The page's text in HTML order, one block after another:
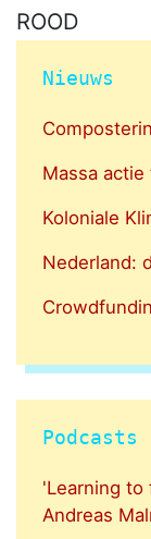
ROOD
Nieuws
Massa
Koloniale
Nederland:
Podcasts
'Learning
Andreas